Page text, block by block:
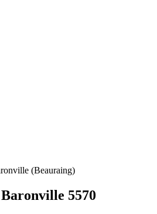
(Beauraing)
Baronville 5570